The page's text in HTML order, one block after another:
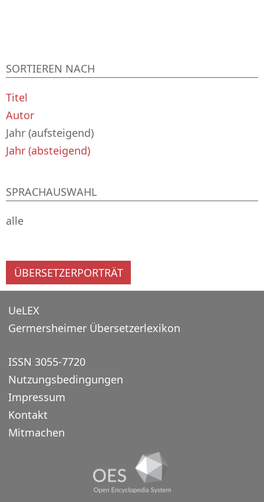
SORTIEREN NACH
Titel
Autor
Jahr (aufsteigend)
Jahr (absteigend)
SPRACHAUSWAHL
alle
ÜBERSETZERPORTRÄT
UeLEX
Germersheimer Übersetzerlexikon
ISSN 3055-7720
Nutzungsbedingungen
Impressum
Kontakt
Mitmachen